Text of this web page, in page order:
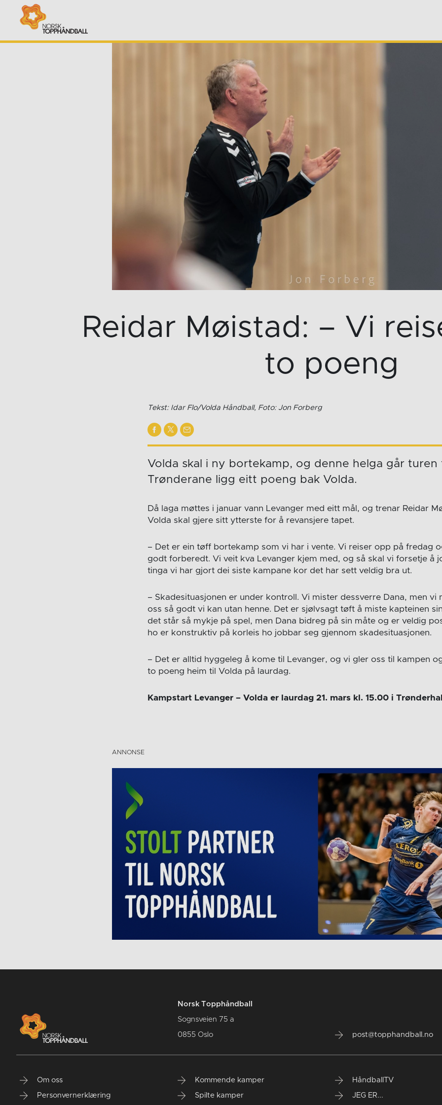
Reidar Møistad: – Vi
to poeng
Tekst: Idar Flo/Volda Håndball, Foto: Jon Forberg
Volda skal i ny bortekamp, og denne helga går turen
Trønderane ligg eitt poeng bak Volda.
Då laga møttes i januar vann Levanger med eitt mål, og trenar Reidar
Volda skal gjere sitt ytterste for å revansjere tapet.
– Det er ein tøff bortekamp som vi har i vente. Vi reiser opp på fredag
godt forberedt. Vi veit kva Levanger kjem med, og så skal vi forsetje å
tinga vi har gjort dei siste kampane kor det har sett veldig bra ut.
– Skadesituasjonen er under kontroll. Vi mister dessverre Dana, men vi
oss så godt vi kan utan henne. Det er sjølvsagt tøft å miste kapteinen
det står så mykje på spel, men Dana bidreg på sin måte og er veldig
ho er konstruktiv på korleis ho jobbar seg gjennom skadesituasjonen.
– Det er alltid hyggeleg å kome til Levanger, og vi gler oss til kampen
to poeng heim til Volda på laurdag.
Kampstart Levanger – Volda er laurdag 21. mars kl. 15.00 i
Norsk Topphåndball
Sognsveien 75 a
0855 Oslo post@topphandball.no
Om oss
Personvernerklæring
Kommende kamper
Spilte kamper
HåndballTV
JEG ER...